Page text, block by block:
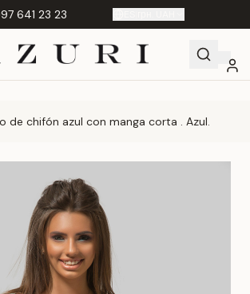
641 23 23
Cart cuenta
de chifón azul con manga corta . Azul.